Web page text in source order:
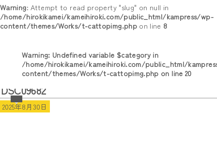
Warning: Attempt to read property "slug" on null in
/home/hirokikamei/kameihiroki.com/public_html/kampress/wp-
content/themes/Works/t-cattopimg.phpon line 8
Warning: Undefined variable $category in
/home/hirokikamei/kameihiroki.com/public_html/
content/themes/Works/t-cattopimg.php on line20
DSC09682
2025年8月30日